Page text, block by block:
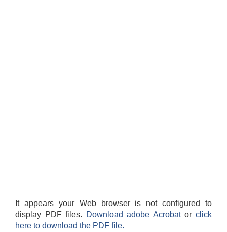
It appears your Web browser is not configured to
display PDF files.
Download adobe Acrobatorclick
here to download the PDF file.